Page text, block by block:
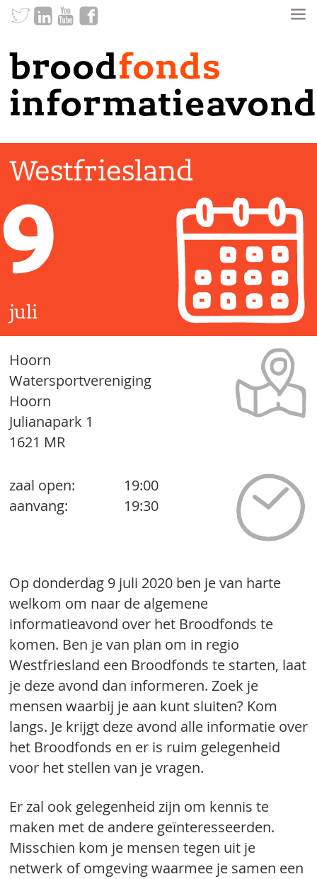
broodfonds
informatieavond
Westfriesland
9
juli
Hoorn
Watersportvereniging
Hoorn
Julianapark 1
1621 MR
zaal open:
19:00
aanvang:
19:30
Op donderdag 9 juli 2020 ben je van harte
welkom om naar de algemene
informatieavond over het Broodfonds te
komen. Ben je van plan om in regio
Westfriesland een Broodfonds te starten, laat
je deze avond dan informeren. Zoek je
mensen waarbij je aan kunt sluiten? Kom
langs. Je krijgt deze avond alle informatie over
het Broodfonds en er is ruim gelegenheid
voor het stellen van je vragen.
Er zal ook gelegenheid zijn om kennis te
maken met de andere geïnteresseerden.
Misschien kom je mensen tegen uit je
netwerk of omgeving waarmee je samen een